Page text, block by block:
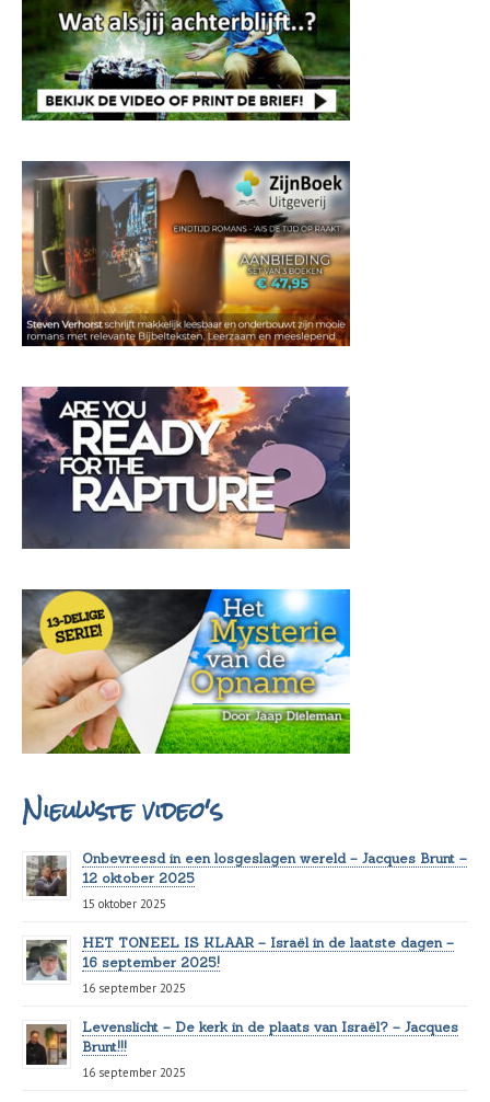
Nieuwste video's
Onbevreesd in een losgeslagen wereld – Jacques Brunt –
12 oktober 2025
15 oktober 2025
HET TONEEL IS KLAAR – Israël in de laatste dagen –
16 september 2025!
16 september 2025
Levenslicht – De kerk in de plaats van Israël? – Jacques
Brunt!!!
16 september 2025